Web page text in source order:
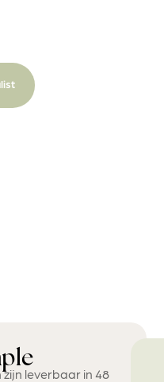
leverbaar in 48